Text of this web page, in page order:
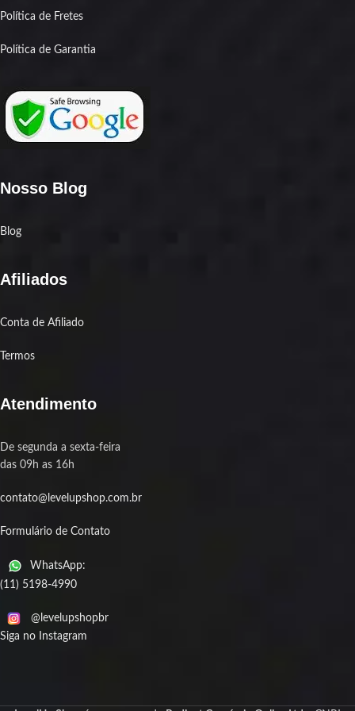
Política de Fretes
Política de Garantia
Nosso Blog
Blog
Afiliados
Conta de Afiliado
Termos
Atendimento
De segunda a sexta-feira
das 09h as 16h
contato@levelupshop.com.br
Formulário de Contato
WhatsApp:
(11) 5198-4990
@levelupshopbr
Siga no Instagram